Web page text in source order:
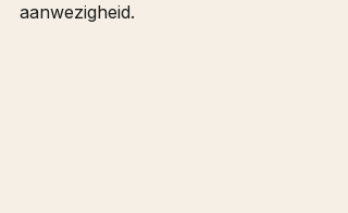
aanwezigheid.